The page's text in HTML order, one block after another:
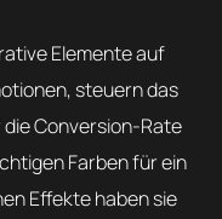
Elemente auf
steuern das
Conversion-Rate
Farben für ein
Effekte haben sie